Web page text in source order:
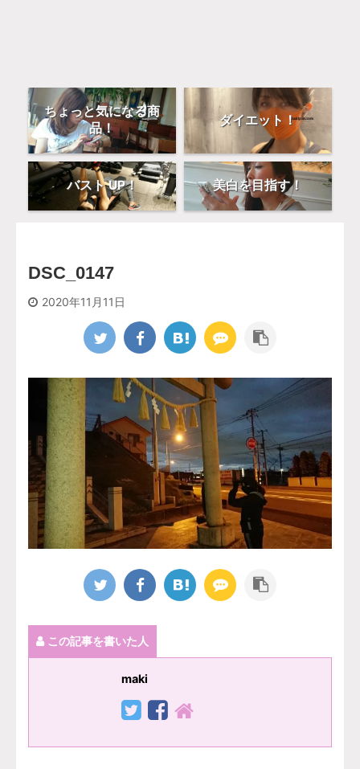
ちょっと気になる商
品！
ダイエット！
バスト UP！ 美白を目指す！
DSC_0147
2020年11月11日
この記事を書いた人
maki